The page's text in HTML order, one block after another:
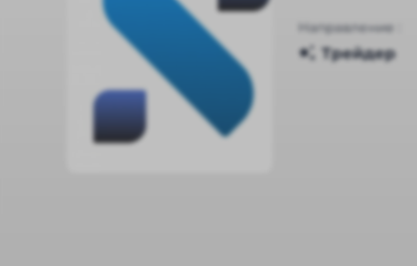
Направление :
Трейдер